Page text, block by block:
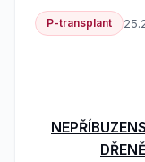
P-transplant